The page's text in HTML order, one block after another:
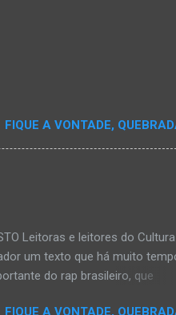
FIQUE A VONTADE,
Leitoras e leitores do Cultura
um texto que há muito
do rap brasileiro, que
FIQUE A VONTADE,